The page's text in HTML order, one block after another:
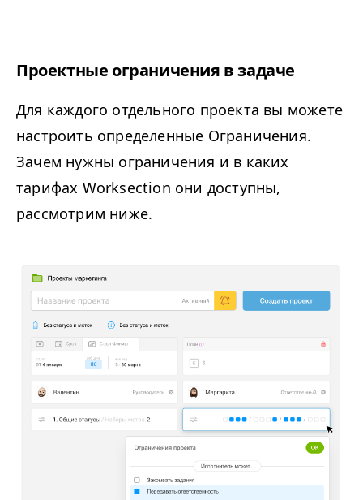
Проектные ограничения в задаче
Для каждого отдельного проекта вы можете
настроить определенные Ограничения.
Зачем нужны ограничения и в каких
тарифах Worksection они доступны,
рассмотрим ниже.